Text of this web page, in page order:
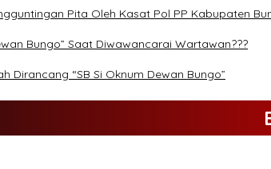
Pita Oleh Kasat Pol PP Kabupaten
Bungo” Saat Diwawancarai Wartawan???
Dirancang “SB Si Oknum Dewan Bungo”